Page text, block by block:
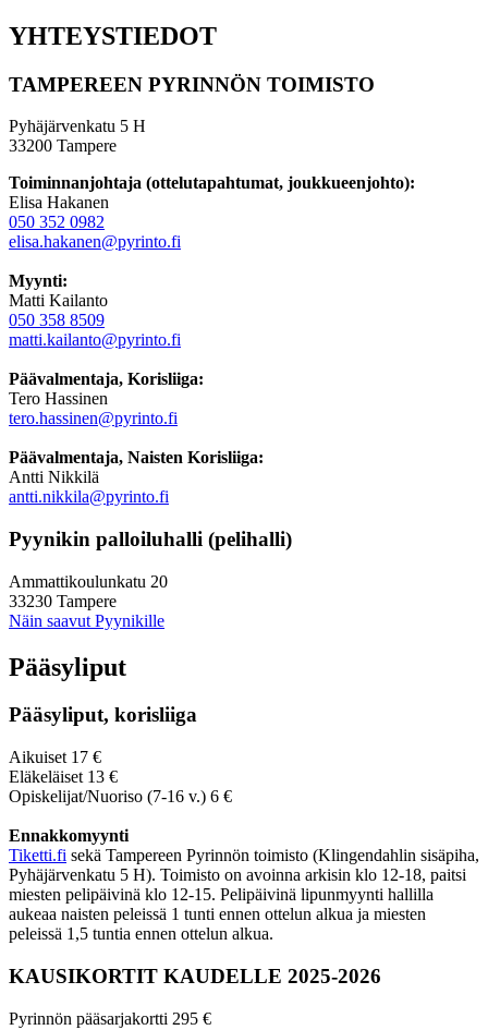
YHTEYSTIEDOT
TAMPEREEN PYRINNÖN TOIMISTO
Pyhäjärvenkatu 5 H
33200 Tampere
Toiminnanjohtaja (ottelutapahtumat, joukkueenjohto):
Elisa Hakanen
050 352 0982
elisa.hakanen@pyrinto.fi
Myynti:
Matti Kailanto
050 358 8509
matti.kailanto@pyrinto.fi
Päävalmentaja, Korisliiga:
Tero Hassinen
tero.hassinen@pyrinto.fi
Päävalmentaja, Naisten Korisliiga:
Antti Nikkilä
antti.nikkila@pyrinto.fi
Pyynikin palloiluhalli (pelihalli)
Ammattikoulunkatu 20
33230 Tampere
Näin saavut Pyynikille
Pääsyliput
Pääsyliput, korisliiga
Aikuiset 17 €
Eläkeläiset 13 €
Opiskelijat/Nuoriso (7-16 v.) 6 €
Ennakkomyynti
Tiketti.fi sekä Tampereen Pyrinnön toimisto (Klingendahlin sisäpiha,
Pyhäjärvenkatu 5 H). Toimisto on avoinna arkisin klo 12-18, paitsi
miesten pelipäivinä klo 12-15. Pelipäivinä lipunmyynti hallilla
aukeaa naisten peleissä 1 tunti ennen ottelun alkua ja miesten
peleissä 1,5 tuntia ennen ottelun alkua.
KAUSIKORTIT KAUDELLE 2025-2026
Pyrinnön pääsarjakortti 295 €